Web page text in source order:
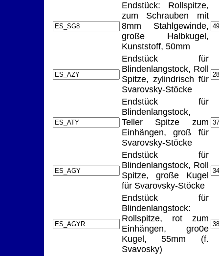
Endstück: Rollspitze,
zum Schrauben mit
8mm Stahlgewinde,
große Halbkugel,
Kunststoff, 50mm
Endstück für
Blindenlangstock, Roll
Spitze, zylindrisch für
Svarovsky-Stöcke
Endstück für
Blindenlangstock,
Teller Spitze zum
Einhängen, groß für
Svarovsky-Stöcke
Endstück für
Blindenlangstock, Roll
Spitze, große Kugel
für Svarovsky-Stöcke
Endstück für
Blindenlangstock:
Rollspitze, rot zum
Einhängen, gro0e
Kugel, 55mm (f.
Svavosky)